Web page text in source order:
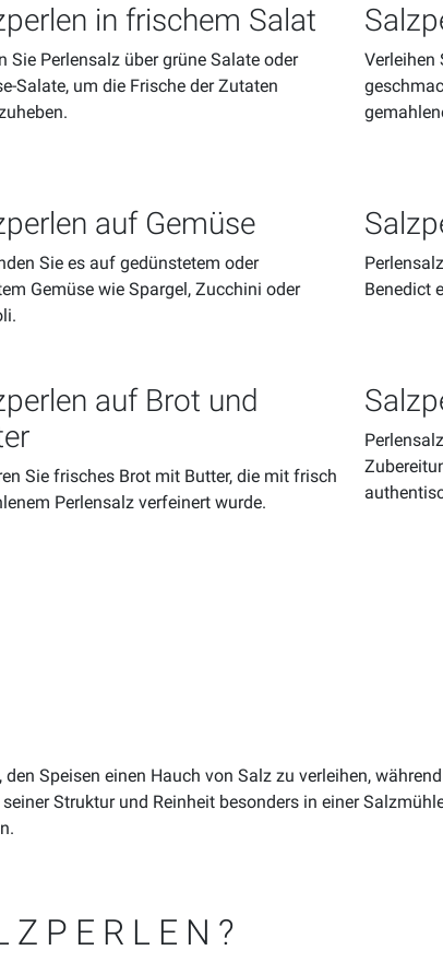
in frischem Salat
Sie Perlensalz über grüne Salate oder
Salate, um die Frische der Zutaten
Verleihen
auf Gemüse
Sie es auf gedünstetem oder
Gemüse wie Spargel, Zucchini oder
Benedict
auf Brot und
Sie frisches Brot mit Butter, die mit frisch
Perlensalz verfeinert wurde.
Speisen einen Hauch von Salz zu verleihen,
Struktur und Reinheit besonders in einer